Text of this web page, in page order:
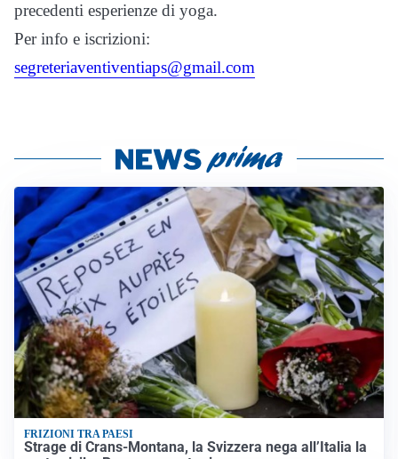
precedenti esperienze di yoga.
Per info e iscrizioni:
segreteriaventiventiaps@gmail.com
FRIZIONI TRA PAESI
Strage di Crans-Montana, la Svizzera nega all’Italia la